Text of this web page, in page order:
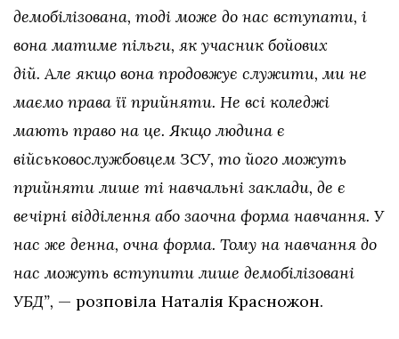
демобілізована, тоді може до нас вступати, і
вона матиме пільги, як учасник бойових
дій. Але якщо вона продовжує служити, ми не
маємо права її прийняти. Не всі коледжі
мають право на це. Якщо людина є
військовослужбовцем ЗСУ, то його можуть
прийняти лише ті навчальні заклади, де є
вечірні відділення або заочна форма навчання. У
нас же денна, очна форма. Тому на навчання до
нас можуть вступити лише демобілізовані
УБД”, — розповіла Наталія Красножон.